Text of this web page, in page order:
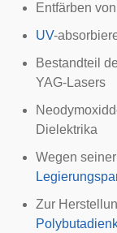
Entfärben
UV-
Bestandteil
YAG-Lasers
Dielektrika
Wegen seiner
Zur